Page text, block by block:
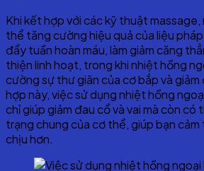
Khi kết hợp với các kỹ thuật
thể tăng cường hiệu quả của liệu
đẩy tuần hoàn máu, làm giảm căng
thiện linh hoạt, trong khi nhiệt hồng
cường sự thư giãn của cơ bắp và
hợp này, việc sử dụng nhiệt hồng
chỉ giúp giảm đau cổ và vai mà còn có
trạng chung của cơ thể, giúp bạn cảm
chịu hơn.